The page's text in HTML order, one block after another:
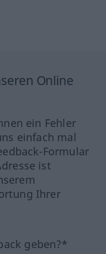
Online
ein Fehler
einfach mal
Formular
ist
Ihrer
geben?*